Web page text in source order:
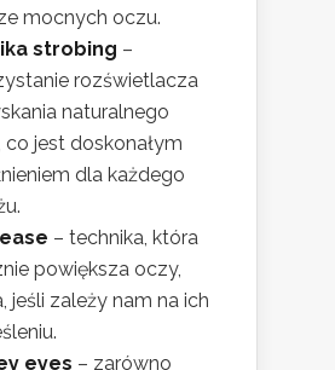
mocnych oczu.
strobing –
rozświetlacza
naturalnego
co jest doskonałym
dla każdego
– technika, która
powiększa oczy,
jeśli zależy nam na ich
eyes – zarówno